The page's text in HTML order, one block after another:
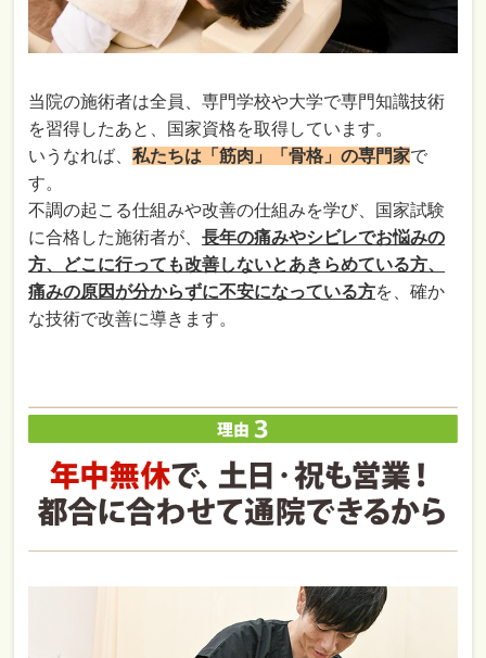
当院の施術者は全員、専門学校や大学で専門知識技術
を習得したあと、国家資格を取得しています。
いうなれば、私たちは「筋肉」「骨格」の専門家で
す。
不調の起こる仕組みや改善の仕組みを学び、国家試験
に合格した施術者が、長年の痛みやシビレでお悩みの
方、どこに行っても改善しないとあきらめている方、
痛みの原因が分からずに不安になっている方を、確か
な技術で改善に導きます。